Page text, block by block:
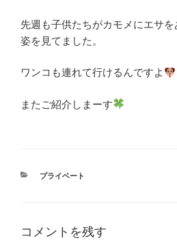
先週も子供たちがカモメにエサ
姿を見てました。
ワンコも連れて行けるんですよ
またご紹介しまーす
カ
プライベート
コメントを残す